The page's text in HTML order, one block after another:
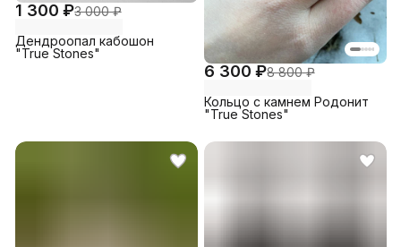
1 300 ₽3 000 ₽
Дендроопал кабошон
"True Stones"
6 300 ₽8 800 ₽
Кольцо с камнем Родонит
"True Stones"